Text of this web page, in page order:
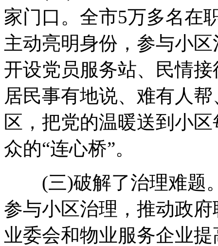
家门口。全市5万多名在
主动亮明身份，参与小
开设党员服务站、民情
居民事有地说、难有人
区，把党的温暖送到小
众的“连心桥”。
(三)破解了治理难题
参与小区治理，推动政
业委会和物业服务企业